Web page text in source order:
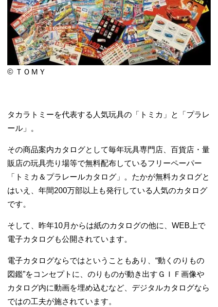
© ＴＯＭＹ
タカラトミーを代表する人気玩具の「トミカ」と「プラレ
ール」。
その商品案内カタログとして毎年玩具専門店、百貨店・量
販店の玩具売り場等で無料配布しているフリーペーパー
「トミカ＆プラレールカタログ」。たかが無料カタログと
はいえ、年間200万部以上も発行している人気のカタログ
です。
そして、昨年10月からは紙のカタログの他に、WEB上で
電子カタログも公開されています。
電子カタログならではということもあり、“動くのりもの
図鑑”をコンセプトに、のりものが動き出すＧＩＦ画像や
カタログ内に動画を埋め込むなど、デジタルカタログなら
ではの工夫が施されています。